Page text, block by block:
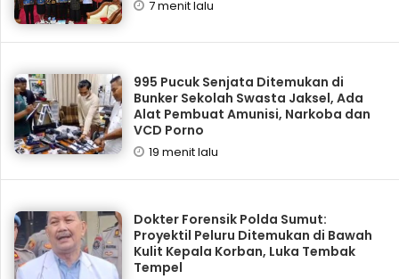
7 menit lalu
995 Pucuk Senjata Ditemukan di
Bunker Sekolah Swasta Jaksel, Ada
Alat Pembuat Amunisi, Narkoba dan
VCD Porno
19 menit lalu
Dokter Forensik Polda Sumut:
Proyektil Peluru Ditemukan di Bawah
Kulit Kepala Korban, Luka Tembak
Tempel